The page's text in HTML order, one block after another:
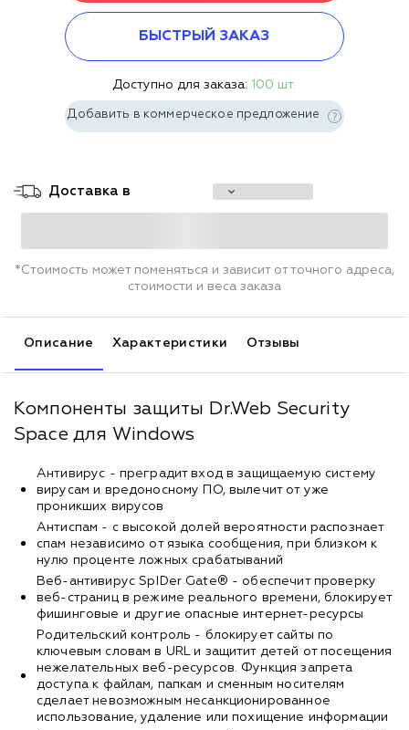
БЫСТРЫЙ ЗАКАЗ
Доступно для заказа: 100 шт.
Добавить в коммерческое предложение
Доставка в
*Стоимость может поменяться и зависит от точного адреса,
стоимости и веса заказа
Описание Характеристики Отзывы
Компоненты защиты Dr.Web Security
Space для Windows
Антивирус - преградит вход в защищаемую систему
вирусам и вредоносному ПО, вылечит от уже
проникших вирусов
Антиспам - с высокой долей вероятности распознает
спам независимо от языка сообщения, при близком к
нулю проценте ложных срабатываний
Веб-антивирус SpIDer Gate® - обеспечит проверку
веб-страниц в режиме реального времени, блокирует
фишинговые и другие опасные интернет-ресурсы
Родительский контроль - блокирует сайты по
ключевым словам в URL и защитит детей от посещения
нежелательных веб-ресурсов. Функция запрета
доступа к файлам, папкам и сменным носителям
сделает невозможным несанкционированное
использование, удаление или похищение информации